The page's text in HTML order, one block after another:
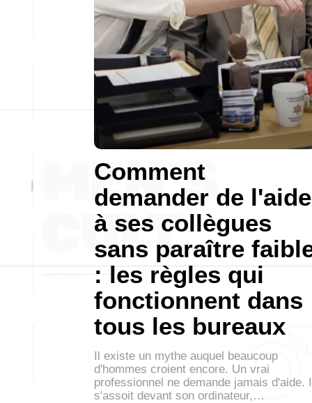
Comment
demander de l'aide
à ses collègues
sans paraître
: les règles qui
fonctionnent dans
tous les bureaux
Il existe un mythe auquel beaucoup
d'hommes croient encore. Un vrai
professionnel ne demande jamais d'aide.
s'assoit devant son ordinateur,…